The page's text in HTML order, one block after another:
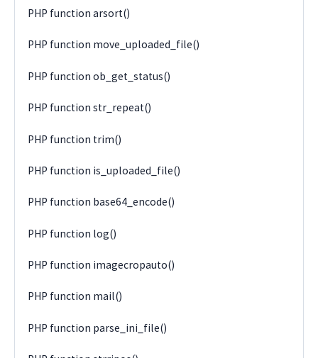
PHP function arsort()
PHP function move_uploaded_file()
PHP function ob_get_status()
PHP function str_repeat()
PHP function trim()
PHP function is_uploaded_file()
PHP function base64_encode()
PHP function log()
PHP function imagecropauto()
PHP function mail()
PHP function parse_ini_file()